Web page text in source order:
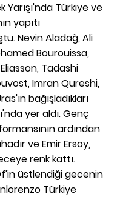
Türkiye ve
yapıtı
Nevin Aladağ, Ali
Bourouissa,
Tadashi
Imran Qureshi,
bağışladıkları
yer aldı. Genç
ardından
ve Emir Ersoy,
renk kattı.
üstlendiği gecenin
Türkiye